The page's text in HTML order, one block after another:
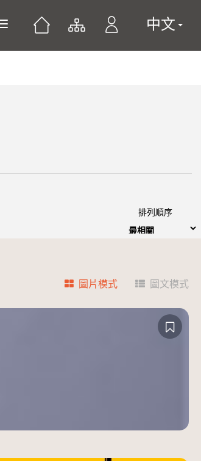
展開或關閉主選單 中文
排列順序
圖片模式 圖文模式